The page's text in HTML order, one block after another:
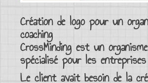
Création de logo pour un
coaching
CrossMinding est un
spécialisé pour les entreprises
Le client avait besoin de la